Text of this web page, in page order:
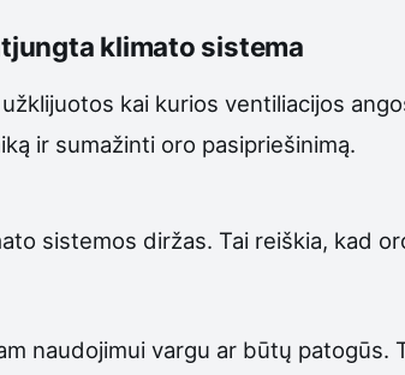
klimato sistema
kai kurios ventiliacijos
ir sumažinti oro pasipriešinimą.
sistemos diržas. Tai reiškia, kad
naudojimui vargu ar būtų